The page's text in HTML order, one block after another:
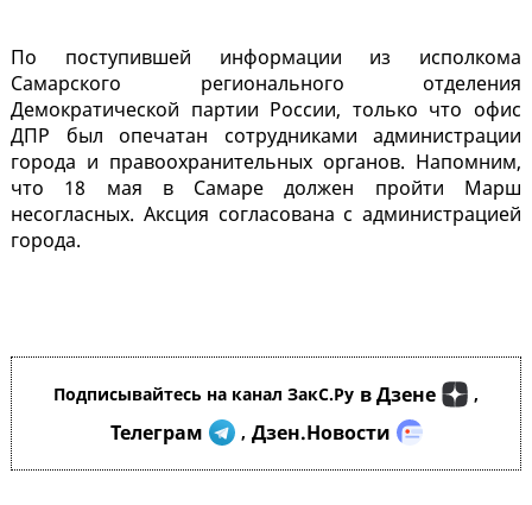
По поступившей информации из исполкома
Самарского регионального отделения
Демократической партии России, только что офис
ДПР был опечатан сотрудниками администрации
города и правоохранительных органов. Напомним,
что 18 мая в Самаре должен пройти Марш
несогласных. Аксция согласована с администрацией
города.
Подписывайтесь на канал ЗакС.Ру в Дзене ,
Телеграм , Дзен.Новости